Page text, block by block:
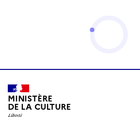
MINISTÈRE
DE LA CULTURE